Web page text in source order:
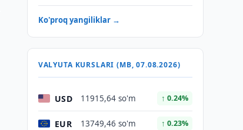
Ko'proq yangiliklar →
VALYUTA KURSLARI (MB, 07.08.2026)
USD 11915,64 so'm ↑ 0.24%
EUR 13749,46 so'm ↑ 0.23%